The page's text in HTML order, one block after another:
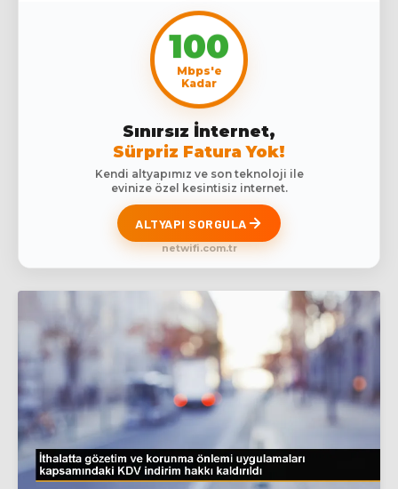
100
Mbps'e
Kadar
Sınırsız İnternet,
Sürpriz Fatura Yok!
Kendi altyapımız ve son teknoloji ile
evinize özel kesintisiz internet.
ALTYAPI SORGULA
netwifi.com.tr